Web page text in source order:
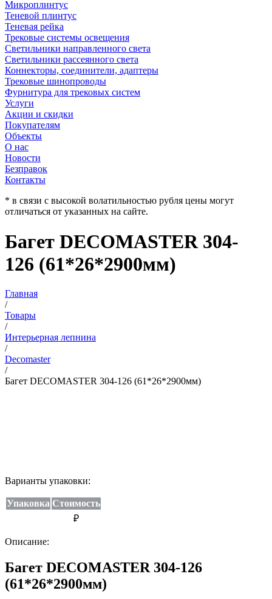
Микроплинтус
Теневой плинтус
Теневая рейка
Трековые системы освещения
Светильники направленного света
Светильники рассеянного света
Коннекторы, соединители, адаптеры
Трековые шинопроводы
Фурнитура для трековых систем
Услуги
Акции и скидки
Покупателям
Объекты
О нас
Новости
Безправок
Контакты
* в связи с высокой волатильностью рубля цены могут
отличаться от указанных на сайте.
Багет DECOMASTER 304-
126 (61*26*2900мм)
Главная
/
Товары
/
Интерьерная лепнина
/
Decomaster
/
Багет DECOMASTER 304-126 (61*26*2900мм)
Варианты упаковки:
Упаковка Стоимость
₽
Описание:
Багет DECOMASTER 304-126
(61*26*2900мм)